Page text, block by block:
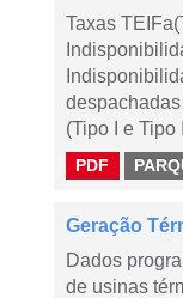
Taxas
(Tipo I e Tipo
PDF
Geração
Dados
de usinas